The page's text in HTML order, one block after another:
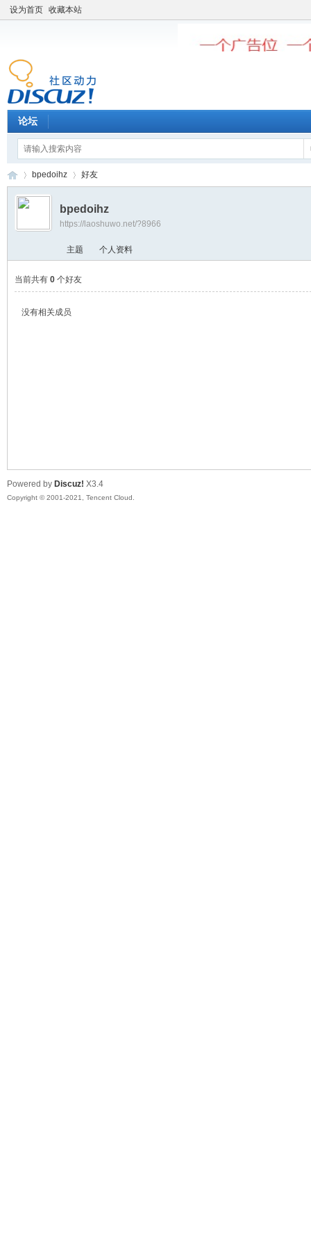
设为首页 收藏本站
论坛
›
bpedoihz 好友
bpedoihz
https://laoshuwo.net/?8966
主题 个人资料
当前共有 0个好友
没有相关成员
Powered by Discuz! X3.4
Copyright © 2001-2021, Tencent Cloud.